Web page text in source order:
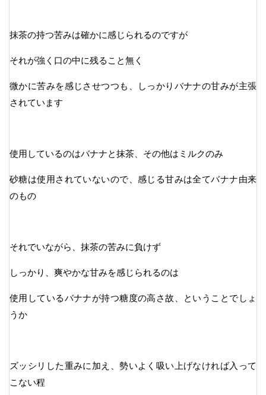
抹茶の持つ苦みは確かに感じられるのですが
それが強く口の中に残ること無く
微かに苦みを感じさせつつも、しっかりバナナの甘みが主張
されています
使用しているのはバナナと抹茶、その他はミルクのみ
砂糖は使用されていないので、感じる甘みは全てバナナ由来
のもの
それでいながら、抹茶の苦みに負けず
しっかり、爽やかな甘みを感じられるのは
使用しているバナナが持つ糖度の高さ故、ということでしょ
うか
ズッシリした重みに加え、勢いよく吸い上げなければ入って
こない程